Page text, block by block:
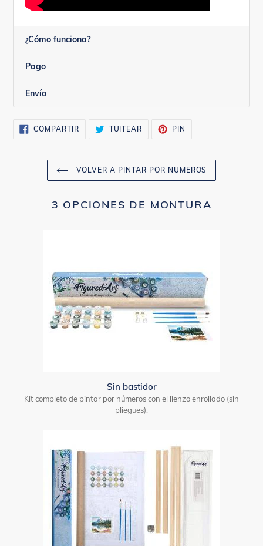
¿Cómo funciona?
Pago
Envío
COMPARTIRCOMPARTIR
EN
TUITEAR TUITEARPIN
VOLVER A PINTAR POR NUMEROS
3 OPCIONES DE MONTURA
Sin bastidor
Kit completo de pintar por números con el lienzo enrollado (sin
pliegues).